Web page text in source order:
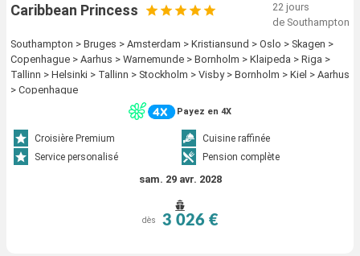
Caribbean Princess
22 jours
de Southampton
Southampton > Bruges > Amsterdam > Kristiansund > Oslo > Skagen >
Copenhague > Aarhus > Warnemunde > Bornholm > Klaipeda > Riga >
Tallinn > Helsinki > Tallinn > Stockholm > Visby > Bornholm > Kiel > Aarhus
> Copenhague
Payez en 4X
Croisière Premium
Cuisine raffinée
Service personalisé
Pension complète
sam. 29 avr. 2028
dès 3 026 €